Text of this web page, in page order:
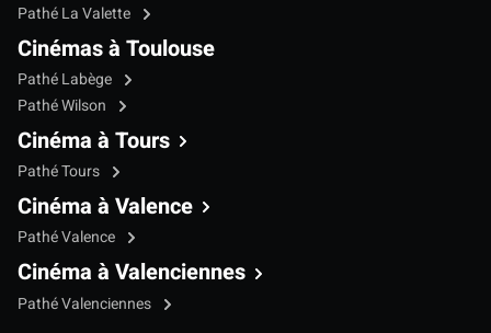
Pathé La Valette
Cinémas à Toulouse
Pathé Labège
Pathé Wilson
Cinéma à Tours
Pathé Tours
Cinéma à Valence
Pathé Valence
Cinéma à Valenciennes
Pathé Valenciennes